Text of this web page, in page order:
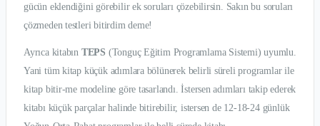
gücün eklendiğini görebilir ek soruları çözebilirsin. Sakın bu soruları
çözmeden testleri bitirdim deme!
Ayrıca kitabın TEPS (Tonguç Eğitim Programlama Sistemi) uyumlu.
Yani tüm kitap küçük adımlara bölünerek belirli süreli programlar ile
kitap bitir-me modeline göre tasarlandı. İstersen adımları takip ederek
kitabı küçük parçalar halinde bitirebilir, istersen de 12-18-24 günlük